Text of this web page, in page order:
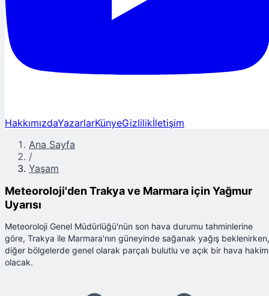
HakkımızdaYazarlarKünyeGizlilikİletişim
Ana Sayfa
/
Yaşam
Meteoroloji'den Trakya ve Marmara için Yağmur
Uyarısı
Meteoroloji Genel Müdürlüğü'nün son hava durumu tahminlerine
göre, Trakya ile Marmara'nın güneyinde sağanak yağış beklenirken,
diğer bölgelerde genel olarak parçalı bulutlu ve açık bir hava hakim
olacak.